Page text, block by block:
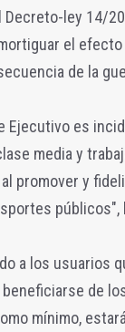
Decreto-ley 14/
el
de la
Ejecutivo es
media y
promover y
públicos",
a los usuarios
de
mínimo,